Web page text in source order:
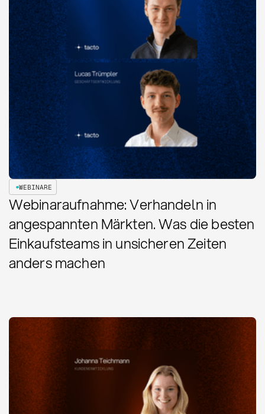
WEBINARE
Webinaraufnahme: Verhandeln in
angespannten Märkten. Was die besten
Einkaufsteams in unsicheren Zeiten
anders machen